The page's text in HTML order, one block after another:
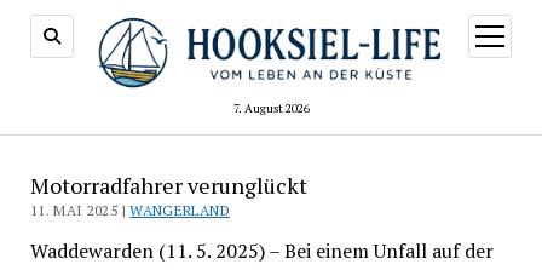
7. August 2026
Menü
öffnen
Motorradfahrer verunglückt
11. MAI 2025 |WANGERLAND
Waddewarden (11. 5. 2025) – Bei einem Unfall auf der